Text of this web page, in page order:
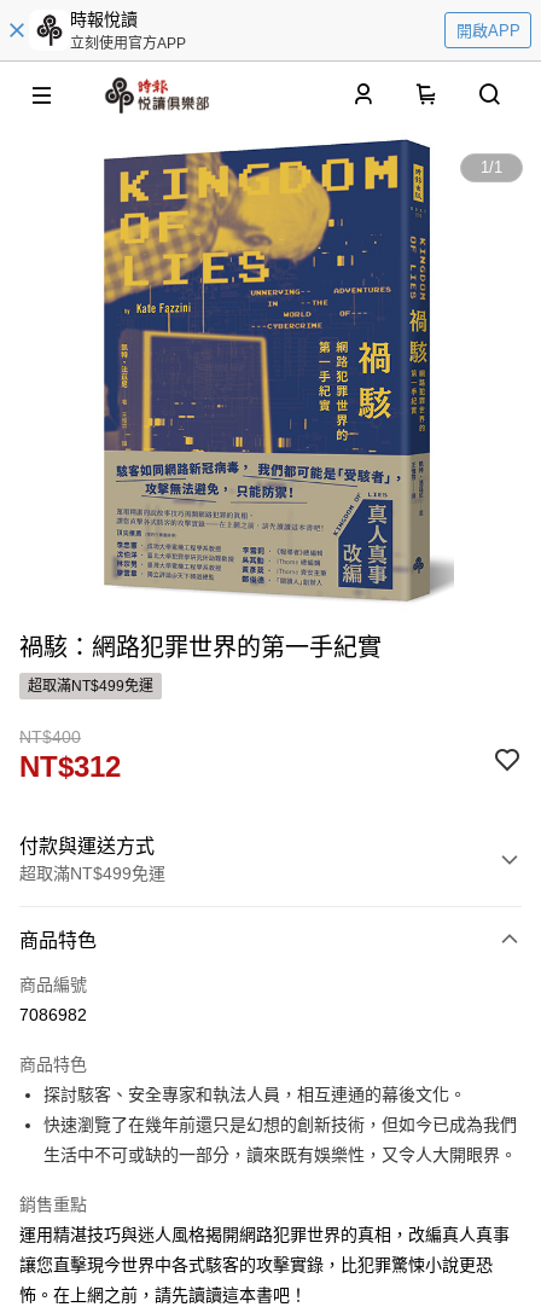
時報悅讀
立刻使用官方APP
開啟APP
1/1
禍駭：網路犯罪世界的第一手紀實
超取滿NT$499免運
NT$400
NT$312
付款與運送方式
超取滿NT$499免運
信用卡一次付款
ATM付款
運送方式
付款後全家取貨
每筆NT$60，滿NT$499(含以上)免運費
每筆NT$60，滿NT$499(含以上)免運費
宅配
每筆NT$100，滿NT$499(含以上)免運費
商品特色
商品編號
7086982
商品特色
探討駭客、安全專家和執法人員，相互連通的幕後文化。
快速瀏覽了在幾年前還只是幻想的創新技術，但如今已成為我們
生活中不可或缺的一部分，讀來既有娛樂性，又令人大開眼界。
銷售重點
運用精湛技巧與迷人風格揭開網路犯罪世界的真相，改編真人真事
讓您直擊現今世界中各式駭客的攻擊實錄，比犯罪驚悚小說更恐
怖。在上網之前，請先讀讀這本書吧！